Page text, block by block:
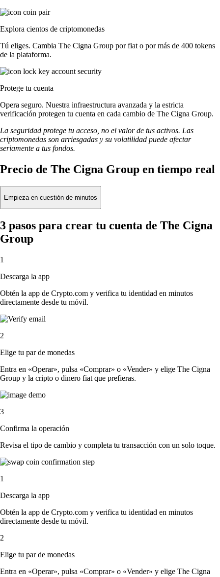
Explora cientos de criptomonedas
Tú eliges. Cambia The Cigna Group por fiat o por más de 400 tokens
de la plataforma.
Protege tu cuenta
Opera seguro. Nuestra infraestructura avanzada y la estricta
verificación protegen tu cuenta en cada cambio de The Cigna Group.
La seguridad protege tu acceso, no el valor de tus activos. Las
criptomonedas son arriesgadas y su volatilidad puede afectar
seriamente a tus fondos.
Precio de The Cigna Group en tiempo real
Empieza en cuestión de minutos
3 pasos para crear tu cuenta de The Cigna
Group
1
Descarga la app
Obtén la app de Crypto.com y verifica tu identidad en minutos
directamente desde tu móvil.
2
Elige tu par de monedas
Entra en «Operar», pulsa «Comprar» o «Vender» y elige The Cigna
Group y la cripto o dinero fiat que prefieras.
3
Confirma la operación
Revisa el tipo de cambio y completa tu transacción con un solo toque.
1
Descarga la app
Obtén la app de Crypto.com y verifica tu identidad en minutos
directamente desde tu móvil.
2
Elige tu par de monedas
Entra en «Operar», pulsa «Comprar» o «Vender» y elige The Cigna